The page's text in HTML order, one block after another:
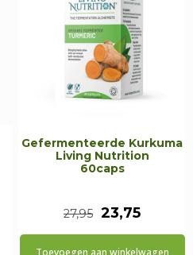
Gefermenteerde Kurkuma
Living Nutrition
60caps
27,95
prijs
23,75
prijs
Toevoegen aan winkelwagen